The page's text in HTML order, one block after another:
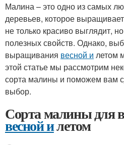
Малина – это одно из самых
деревьев, которое
не только красиво выглядит,
полезных свойств. Однако,
выращивания весной и летом
этой статье мы рассмотрим
сорта малины и поможем вам
выбор.
Сорта малины для
весной илетом